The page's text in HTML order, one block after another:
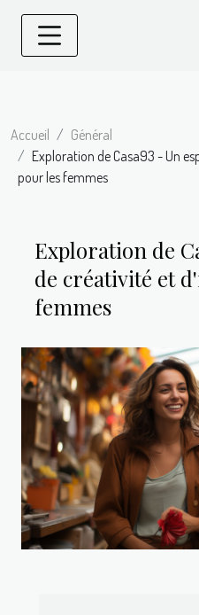
Accueil
Général
Exploration de Casa93 - Un
pour les femmes
Exploration de
de créativité et
femmes